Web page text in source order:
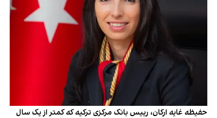
حفیظه غایه ارکان، رییس بانک مرکزی ترکیه که کمتر از یک سال